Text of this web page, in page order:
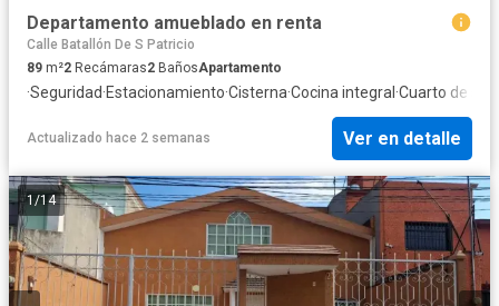
Departamento amueblado en renta
Calle Batallón De S Patricio
89 m²2 Recámaras2 BañosApartamento
·Seguridad·Estacionamiento·Cisterna·Cocina integral ·Cuarto de
Actualizado hace 2 semanas Ver en detalle
1/14